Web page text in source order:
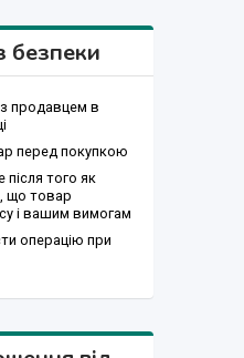
безпеки
продавцем в
перед покупкою
того як
що товар
і вашим вимогам
операцію при